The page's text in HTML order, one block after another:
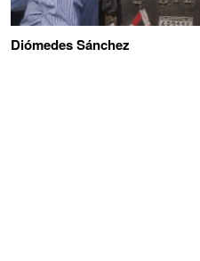
Diómedes Sánchez